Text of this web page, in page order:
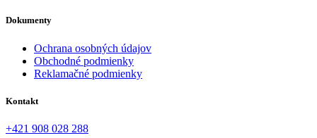
Dokumenty
Ochrana osobných údajov
Obchodné podmienky
Reklamačné podmienky
Kontakt
+421 908 028 288